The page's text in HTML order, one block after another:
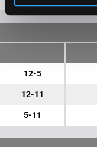
12-5
12-11
5-11